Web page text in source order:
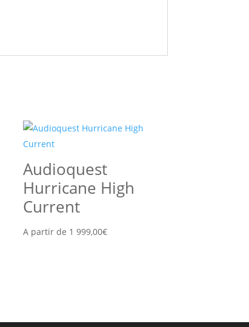
Audioquest
Hurricane High
Current
A partir de 1 999,00€